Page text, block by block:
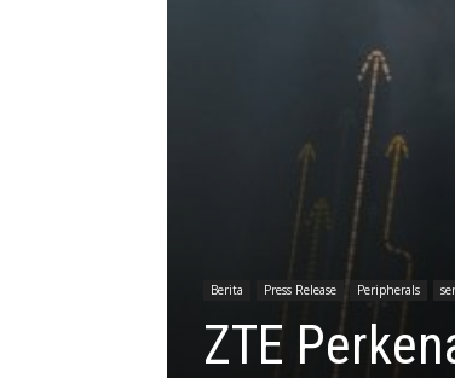
Berita Press Release Peripherals
ZTE